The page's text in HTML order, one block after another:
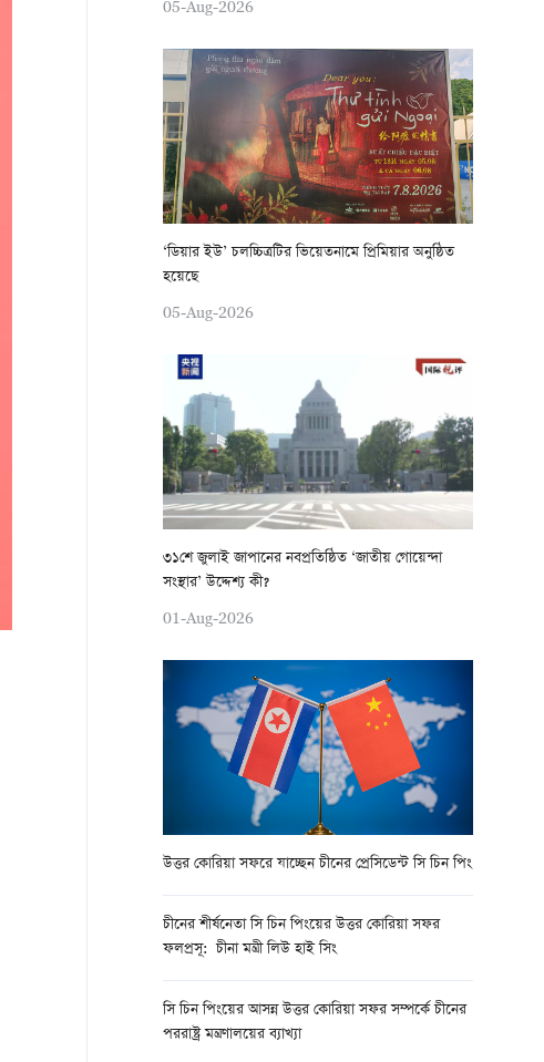
05-Aug-2026
‘ডিয়ার ইউ’ চলচ্চিত্রটির ভিয়েতনামে প্রিমিয়ার অনুষ্ঠিত
হয়েছে
05-Aug-2026
৩১শে জুলাই জাপানের নবপ্রতিষ্ঠিত ‘জাতীয় গোয়েন্দা
সংস্থার’ উদ্দেশ্য কী?
01-Aug-2026
উত্তর কোরিয়া সফরে যাচ্ছেন চীনের প্রেসিডেন্ট সি চিন পিং
চীনের শীর্ষনেতা সি চিন পিংয়ের উত্তর কোরিয়া সফর
ফলপ্রসূ: চীনা মন্ত্রী লিউ হাই সিং
সি চিন পিংয়ের আসন্ন উত্তর কোরিয়া সফর সম্পর্কে চীনের
পররাষ্ট্র মন্ত্রণালয়ের ব্যাখ্যা